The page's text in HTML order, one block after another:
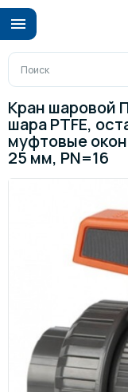
Кран шаровой
шара PTFE,
муфтовые
25 мм, PN=16